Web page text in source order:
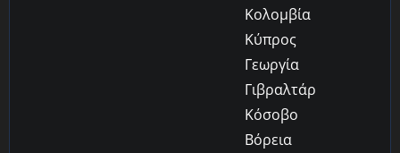
Κολομβία
Κύπρος
Γεωργία
Γιβραλτάρ
Κόσοβο
Βόρεια